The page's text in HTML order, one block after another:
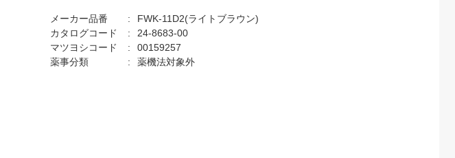
メーカー品番
FWK-11D2(ライトブラウン)
カタログコード
24-8683-00
マツヨシコード
00159257
薬事分類
薬機法対象外